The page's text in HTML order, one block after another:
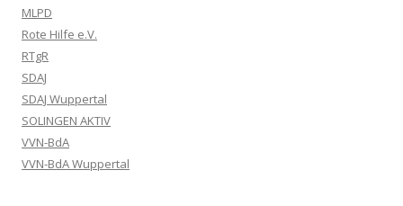
MLPD
Rote Hilfe e.V.
RTgR
SDAJ
SDAJ Wuppertal
SOLINGEN AKTIV
VVN-BdA
VVN-BdA Wuppertal